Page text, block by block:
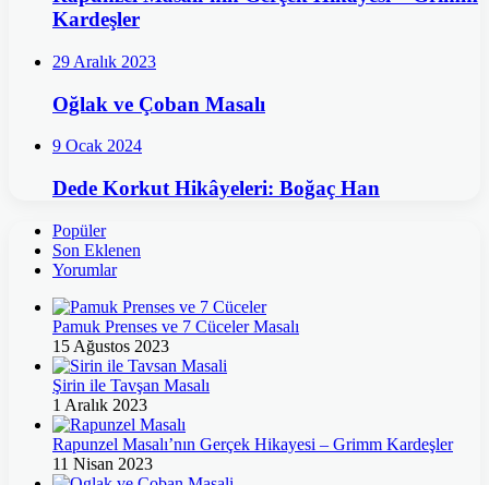
Kardeşler
29 Aralık 2023
Oğlak ve Çoban Masalı
9 Ocak 2024
Dede Korkut Hikâyeleri: Boğaç Han
Popüler
Son Eklenen
Yorumlar
Pamuk Prenses ve 7 Cüceler Masalı
15 Ağustos 2023
Şirin ile Tavşan Masalı
1 Aralık 2023
Rapunzel Masalı’nın Gerçek Hikayesi – Grimm Kardeşler
11 Nisan 2023